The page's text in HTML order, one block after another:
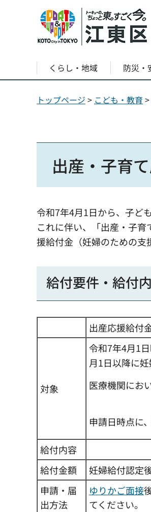
くらし・地域 防災・
トップページ > こども・教育 >
出産・子育
令和7年4月1日から、子ど
これに伴い、「出産・子
援給付金（妊婦のための支
給付要件・給付
出産応援給付
対象
令和7年4月1
月1日以降に妊
医療機関にお
申請日時点に
給付内容
給付金額
妊婦給付認定
申請・届
出方法
ゆりかご面接
てください。